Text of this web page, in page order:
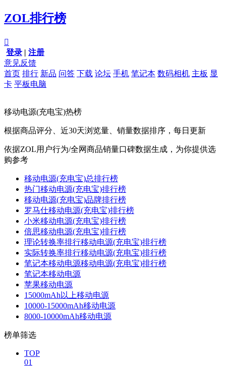
ZOL排行榜

登录 | 注册
意见反馈
首页 排行 新品 问答 下载 论坛 手机 笔记本 数码相机 主板 显
卡 平板电脑
移动电源(充电宝)热榜
根据商品评分、近30天浏览量、销量数据排序，每日更新
依据ZOL用户行为/全网商品销量口碑数据生成，为你提供选
购参考
移动电源(充电宝)总排行榜
热门移动电源(充电宝)排行榜
移动电源(充电宝)品牌排行榜
罗马仕移动电源(充电宝)排行榜
小米移动电源(充电宝)排行榜
倍思移动电源(充电宝)排行榜
理论转换率排行移动电源(充电宝)排行榜
实际转换率排行移动电源(充电宝)排行榜
笔记本移动电源移动电源(充电宝)排行榜
笔记本移动电源
苹果移动电源
15000mAh以上移动电源
10000-15000mAh移动电源
8000-10000mAh移动电源
榜单筛选
TOP
01